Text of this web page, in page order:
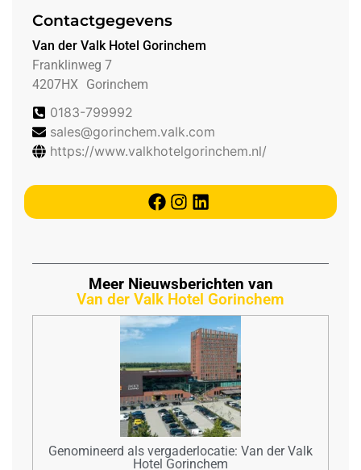
Contactgegevens
Van der Valk Hotel Gorinchem
Franklinweg 7
4207HX Gorinchem
0183-799992
sales@gorinchem.valk.com
https://www.valkhotelgorinchem.nl/
Meer Nieuwsberichten van
Van der Valk Hotel Gorinchem
Genomineerd als vergaderlocatie: Van der Valk
Hotel Gorinchem